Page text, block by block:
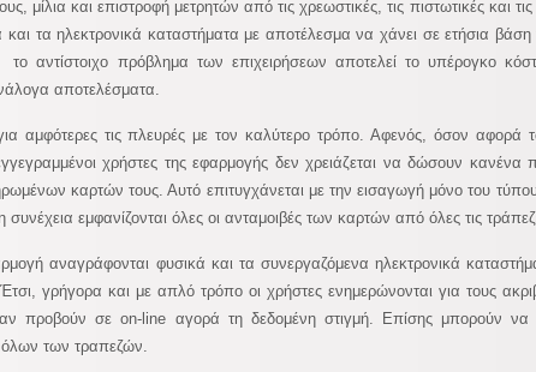
μίλια και επιστροφή μετρητών από τις χρεωστικές, τις πιστωτικές και
τα ηλεκτρονικά καταστήματα με αποτέλεσμα να χάνει σε ετήσια
αντίστοιχο πρόβλημα των επιχειρήσεων αποτελεί το υπέρογκο
αποτελέσματα.
αμφότερες τις πλευρές με τον καλύτερο τρόπο. Αφενός, όσον αφορά
χρήστες της εφαρμογής δεν χρειάζεται να δώσουν κανένα
καρτών τους. Αυτό επιτυγχάνεται με την εισαγωγή μόνο του
εμφανίζονται όλες οι ανταμοιβές των καρτών από όλες τις
αναγράφονται φυσικά και τα συνεργαζόμενα ηλεκτρονικά
γρήγορα και με απλό τρόπο οι χρήστες ενημερώνονται για τους
προβούν σε on-line αγορά τη δεδομένη στιγμή. Επίσης μπορούν να
των τραπεζών.